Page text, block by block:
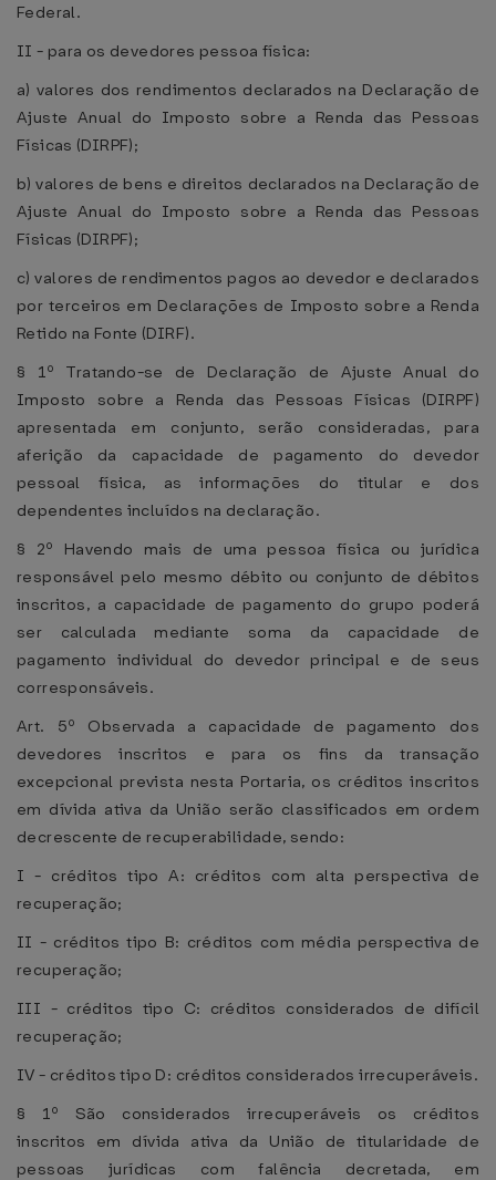
Federal.
II - para os devedores pessoa física:
a) valores dos rendimentos declarados na Declaração de
Ajuste Anual do Imposto sobre a Renda das Pessoas
Físicas (DIRPF);
b) valores de bens e direitos declarados na Declaração de
Ajuste Anual do Imposto sobre a Renda das Pessoas
Físicas (DIRPF);
c) valores de rendimentos pagos ao devedor e declarados
por terceiros em Declarações de Imposto sobre a Renda
Retido na Fonte (DIRF).
§ 1º Tratando-se de Declaração de Ajuste Anual do
Imposto sobre a Renda das Pessoas Físicas (DIRPF)
apresentada em conjunto, serão consideradas, para
aferição da capacidade de pagamento do devedor
pessoal física, as informações do titular e dos
dependentes incluídos na declaração.
§ 2º Havendo mais de uma pessoa física ou jurídica
responsável pelo mesmo débito ou conjunto de débitos
inscritos, a capacidade de pagamento do grupo poderá
ser calculada mediante soma da capacidade de
pagamento individual do devedor principal e de seus
corresponsáveis.
Art. 5º Observada a capacidade de pagamento dos
devedores inscritos e para os fins da transação
excepcional prevista nesta Portaria, os créditos inscritos
em dívida ativa da União serão classificados em ordem
decrescente de recuperabilidade, sendo:
I - créditos tipo A: créditos com alta perspectiva de
recuperação;
II - créditos tipo B: créditos com média perspectiva de
recuperação;
III - créditos tipo C: créditos considerados de difícil
recuperação;
IV - créditos tipo D: créditos considerados irrecuperáveis.
§ 1º São considerados irrecuperáveis os créditos
inscritos em dívida ativa da União de titularidade de
pessoas jurídicas com falência decretada, em